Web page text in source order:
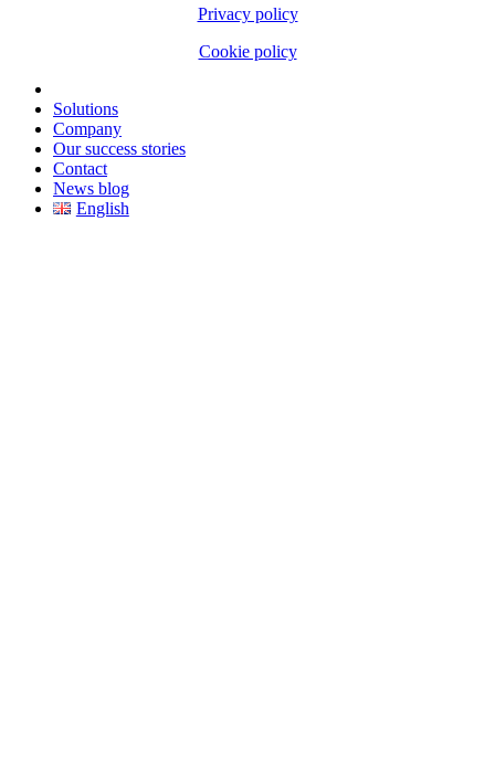
Privacy policy
Cookie policy
Solutions
Company
Our success stories
Contact
News blog
English